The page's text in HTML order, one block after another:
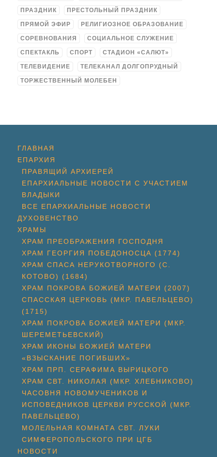
ПРАЗДНИК ПРЕСТОЛЬНЫЙ ПРАЗДНИК
ПРЯМОЙ ЭФИР РЕЛИГИОЗНОЕ ОБРАЗОВАНИЕ
СОРЕВНОВАНИЯ СОЦИАЛЬНОЕ СЛУЖЕНИЕ
СПЕКТАКЛЬ СПОРТ СТАДИОН «САЛЮТ»
ТЕЛЕВИДЕНИЕ ТЕЛЕКАНАЛ ДОЛГОПРУДНЫЙ
ТОРЖЕСТВЕННЫЙ МОЛЕБЕН
ГЛАВНАЯ
ЕПАРХИЯ
ПРАВЯЩИЙ АРХИЕРЕЙ
ЕПАРХИАЛЬНЫЕ НОВОСТИ С УЧАСТИЕМ
ВЛАДЫКИ
ВСЕ ЕПАРХИАЛЬНЫЕ НОВОСТИ
ДУХОВЕНСТВО
ХРАМЫ
ХРАМ ПРЕОБРАЖЕНИЯ ГОСПОДНЯ
ХРАМ ГЕОРГИЯ ПОБЕДОНОСЦА (1774)
ХРАМ СПАСА НЕРУКОТВОРНОГО (С.
КОТОВО) (1684)
ХРАМ ПОКРОВА БОЖИЕЙ МАТЕРИ (2007)
СПАССКАЯ ЦЕРКОВЬ (МКР. ПАВЕЛЬЦЕВО)
(1715)
ХРАМ ПОКРОВА БОЖИЕЙ МАТЕРИ (МКР.
ШЕРЕМЕТЬЕВСКИЙ)
ХРАМ ИКОНЫ БОЖИЕЙ МАТЕРИ
«ВЗЫСКАНИЕ ПОГИБШИХ»
ХРАМ ПРП. СЕРАФИМА ВЫРИЦКОГО
ХРАМ СВТ. НИКОЛАЯ (МКР. ХЛЕБНИКОВО)
ЧАСОВНЯ НОВОМУЧЕНИКОВ И
ИСПОВЕДНИКОВ ЦЕРКВИ РУССКОЙ (МКР.
ПАВЕЛЬЦЕВО)
МОЛЕЛЬНАЯ КОМНАТА СВТ. ЛУКИ
СИМФЕРОПОЛЬСКОГО ПРИ ЦГБ
НОВОСТИ